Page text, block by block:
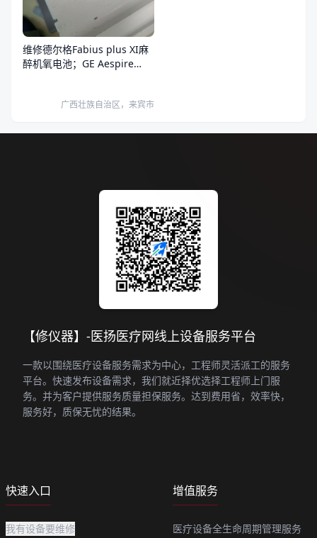
维修德尔格Fabius plus XI麻
醉机氧电池；GE Aespire
广西壮族自治区，来宾市
【修仪器】-医扬医疗网线上设备服务平台
一款以围绕医疗设备服务需求为中心，工程师灵活派工的服务
平台。快速发布设备需求，我们就近择优选择工程师上门服
务。并为客户提供服务质量担保服务。达到费用省，效率快，
服务好，质保无忧的结果。
快速入口
我有设备要维修
增值服务
医疗设备全生命周期管理服务